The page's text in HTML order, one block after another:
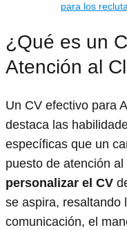
para los
¿Qué es un
Atención al
Un CV efectivo para
destaca las
específicas que un
puesto de atención al
personalizar el CV
se aspira, resaltando
comunicación, el